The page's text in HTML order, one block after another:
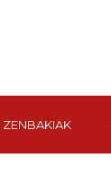
ZENBAKIAK